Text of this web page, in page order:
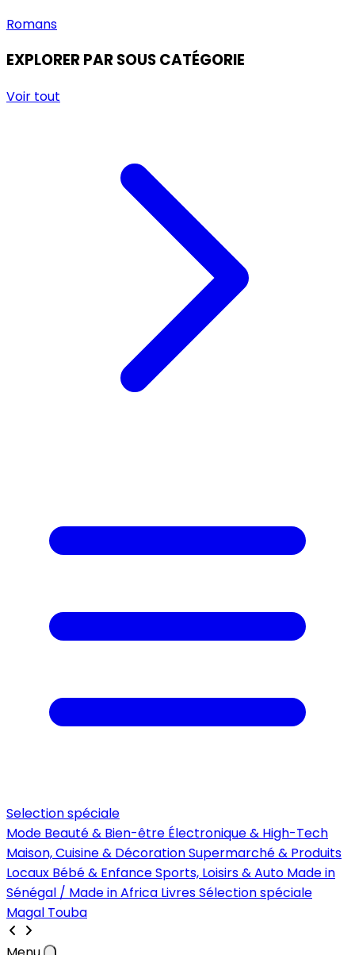
Romans
EXPLORER PAR SOUS CATÉGORIE
Voir tout
Selection spéciale
Mode Beauté & Bien-être Électronique & High-Tech
Maison, Cuisine & DécorationSupermarché & Produits
Locaux Bébé & EnfanceSports, Loisirs & Auto Made in
Sénégal / Made in Africa LivresSélection spéciale
Magal Touba